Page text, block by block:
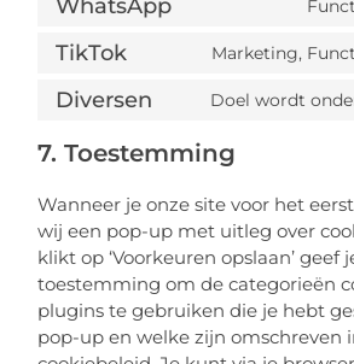
WhatsApp
TikTok Marketing,
Diversen Doel wordt
7. Toestemming
Wanneer je onze site voor het
wij een pop-up met uitleg over
klikt op ‘Voorkeuren opslaan’ geef
toestemming om de categorieën
plugins te gebruiken die je hebt
pop-up en welke zijn omschreven